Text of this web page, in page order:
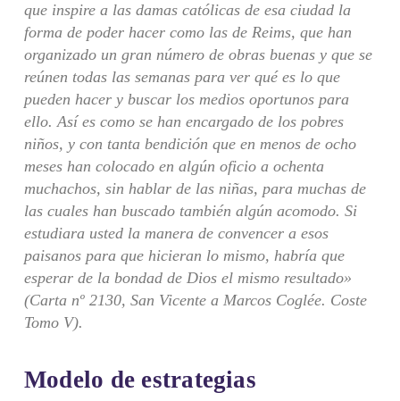
que inspire a las damas católicas de esa ciudad la
forma de poder hacer como las de Reims, que han
organizado un gran número de obras buenas y que se
reúnen todas las semanas para ver qué es lo que
pueden hacer y buscar los medios oportunos para
ello. Así es como se han encargado de los pobres
niños, y con tanta bendición que en menos de ocho
meses han colocado en algún oficio a ochenta
muchachos, sin hablar de las niñas, para muchas de
las cuales han buscado también algún acomodo. Si
estudiara usted la manera de convencer a esos
paisanos para que hicieran lo mismo, habría que
esperar de la bondad de Dios el mismo resultado»
(Carta nº 2130, San Vicente a Marcos Coglée. Coste
Tomo V).
Modelo de estrategias